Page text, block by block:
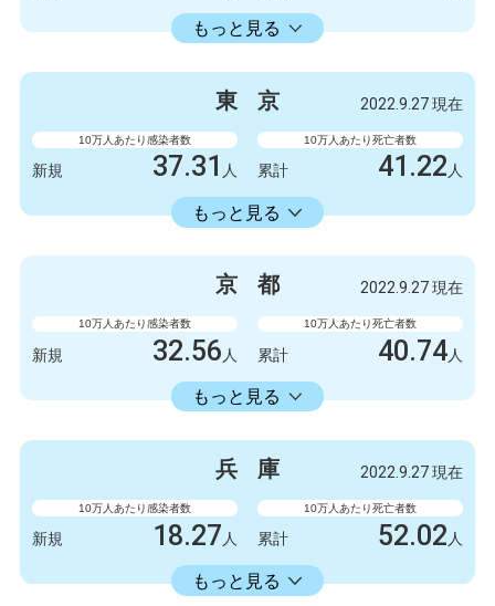
もっと見る
23598.73人
3300人 新規
2086723 6412
東 京 2022.9.27 現在
10万人あたり感染者数
新規 37.31 人
10万人あたり死亡者数
累計 41.22 人
もっと見る
22429.74人
5247人 新規
5798
京 都 2022.9.27 現在
10万人あたり感染者数
新規 32.56 人
10万人あたり死亡者数
累計 40.74人
もっと見る
18413.86人
840人 新規
475063 1051
兵 庫 2022.9.27 現在
10万人あたり感染者数
新規 18.27 人
10万人あたり死亡者数
累計 52.02 人
もっと見る
18353.34人